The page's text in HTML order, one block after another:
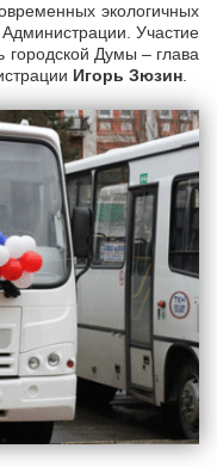
экологичных
Участие
городской Думы – глава
Игорь Зюзин.